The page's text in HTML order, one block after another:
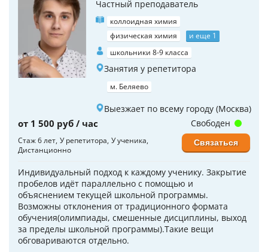
Частный преподаватель
коллоидная химия
физическая химия
и еще 1
школьники 8-9 класса
Занятия у репетитора
м. Беляево
Выезжает по всему городу (Москва)
от 1 500 руб / час
Стаж 6 лет У репетитора У ученика
Дистанционно
Индивидуальный подход к каждому ученику. Закрытие
пробелов идёт параллельно с помощью и
объяснением текущей школьной программы.
Возможны отклонения от традиционного формата
обучения(олимпиады, смешенные дисциплины, выход
за пределы школьной программы).Такие вещи
обговариваются отдельно.
Свободен
Связаться